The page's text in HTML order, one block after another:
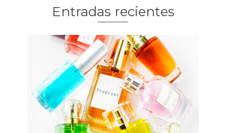
Entradas recientes